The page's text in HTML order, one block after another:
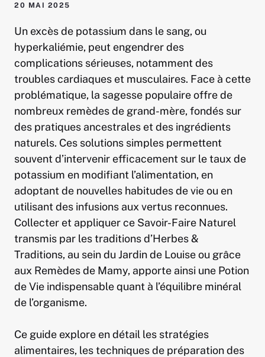
20 MAI 2025
Un excès de potassium dans le sang, ou
hyperkaliémie, peut engendrer des
complications sérieuses, notamment des
troubles cardiaques et musculaires. Face à cette
problématique, la sagesse populaire offre de
nombreux remèdes de grand-mère, fondés sur
des pratiques ancestrales et des ingrédients
naturels. Ces solutions simples permettent
souvent d’intervenir efficacement sur le taux de
potassium en modifiant l’alimentation, en
adoptant de nouvelles habitudes de vie ou en
utilisant des infusions aux vertus reconnues.
Collecter et appliquer ce Savoir-Faire Naturel
transmis par les traditions d’Herbes &
Traditions, au sein du Jardin de Louise ou grâce
aux Remèdes de Mamy, apporte ainsi une Potion
de Vie indispensable quant à l’équilibre minéral
de l’organisme.
Ce guide explore en détail les stratégies
alimentaires, les techniques de préparation des